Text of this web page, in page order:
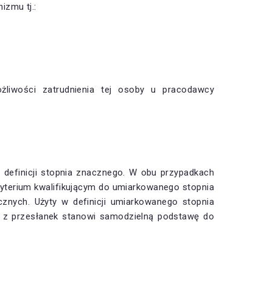
tj.:
zatrudnienia tej osoby u pracodawcy
stopnia znacznego. W obu przypadkach
kwalifikującym do umiarkowanego stopnia
Użyty w definicji umiarkowanego stopnia
przesłanek stanowi samodzielną podstawę do